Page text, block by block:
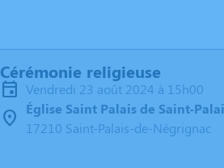
Cérémonie religieuse
vendredi 23 août 2024 à 15h00
Église Saint Palais de Saint-
17210 Saint-Palais-de-Négrignac